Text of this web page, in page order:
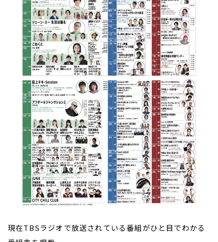
現在TBSラジオで放送されている番組がひと目でわかる